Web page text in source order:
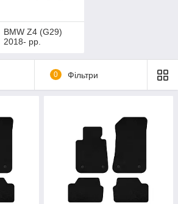
BMW Z4 (G29)
2018- рр.
0 Фільтри